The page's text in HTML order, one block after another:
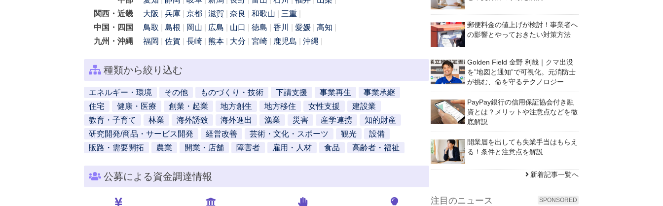
関西・近畿
大阪 兵庫 京都 滋賀 奈良 和歌山
三重
中国・四国
鳥取 島根 岡山 広島 山口 徳島 香川 愛媛
高知
九州・沖縄
福岡 佐賀 長崎 熊本 大分 宮崎 鹿児島 沖縄
種類から絞り込む
エネルギー・環境 その他 ものづくり・技術 下請支援 事業再生
事業承継
住宅
健康・医療 創業・起業 地方創生 地方移住 女性支援
建設業
教育・子育て
林業 海外誘致 海外進出 漁業 災害 産学連携
知的財産
研究開発/商品・サービス開発
経営改善 芸術・文化・スポーツ 観光
設備
販路・需要開拓
農業 開業・店舗 障害者 雇用・人材 食品 高齢者・福祉
公募による資金調達情報
郵便料金の値上げが検討！事業者へ
の影響とやっておきたい対策方法
Golden Field 金野 利哉｜クマ出没
を”地図と通知”で可視化。元消防士
が挑む、命を守るテクノロジー
PayPay銀行の信用保証協会付き融
資とは？メリットや注意点などを徹
底解説
開業届を出しても失業手当はもらえ
る！条件と注意点を解説
新着記事一覧へ
注目のニュース SPONSORED